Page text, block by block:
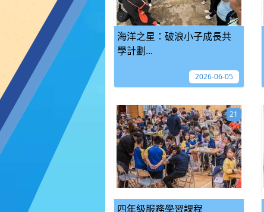
海洋之星：破浪小子成長共
學計劃...
2026-06-05
四年級服務學習課程
21